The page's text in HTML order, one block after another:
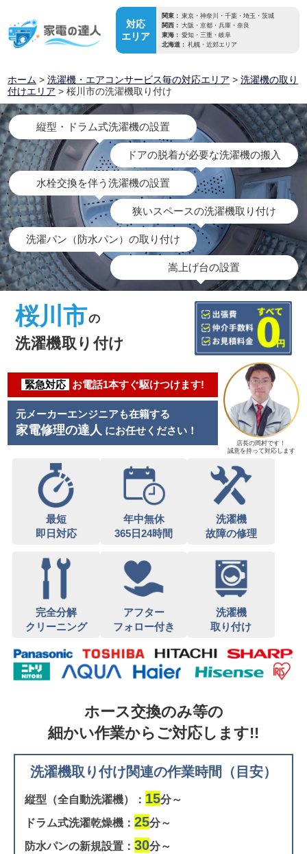
対応
エリア
関東： 東京・神奈川・千葉・埼玉・茨城
関西： 大阪・京都・兵庫・奈良
東海： 愛知・三重・岐阜
北海道： 札幌・近郊エリア
ホーム >洗濯機・エアコンサービス毎の対応エリア >洗濯機の取り
付けエリア > 桜川市の洗濯機取り付け
縦型・ドラム式洗濯機の設置
ドアの脱着が必要な洗濯機の搬入
水栓交換を伴う洗濯機の設置
狭いスペースの洗濯機取り付け
洗濯パン（防水パン）の取り付け
嵩上げ台の設置
桜川市の
洗濯機取り付け
緊急対応 お電話1本すぐ駆けつけます!
元メーカーエンジニアも在籍する
家電修理の達人 にお任せください！
店長の岡村です！
誠意を持って対応します
最短
即日対応
年中無休
365日24時間
洗濯機
故障の修理
完全分解
クリーニング
アフター
フォロー付き
洗濯機
取り付け
ホース交換のみ等の
細かい作業からご対応します!!
洗濯機取り付け関連の作業時間（目安）
縦型（全自動洗濯機）： 15分～
ドラム式洗濯乾燥機： 25分～
防水パンの新規設置： 30分～